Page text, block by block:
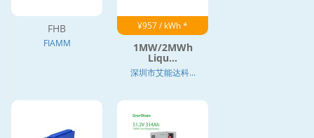
FHB
FIAMM
¥957 / kWh *
1MW/2MWh
Liqu...
深圳市艾能达科...